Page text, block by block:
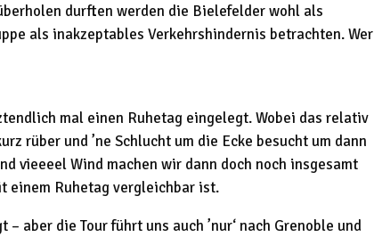
durften werden die Bielefelder wohl als
als inakzeptables Verkehrshindernis betrachten. Wer
mal einen Ruhetag eingelegt. Wobei das relativ
rüber und ’ne Schlucht um die Ecke besucht um dann
vieeeel Wind machen wir dann doch noch insgesamt
einem Ruhetag vergleichbar ist.
aber die Tour führt uns auch ’nur‘ nach Grenoble und